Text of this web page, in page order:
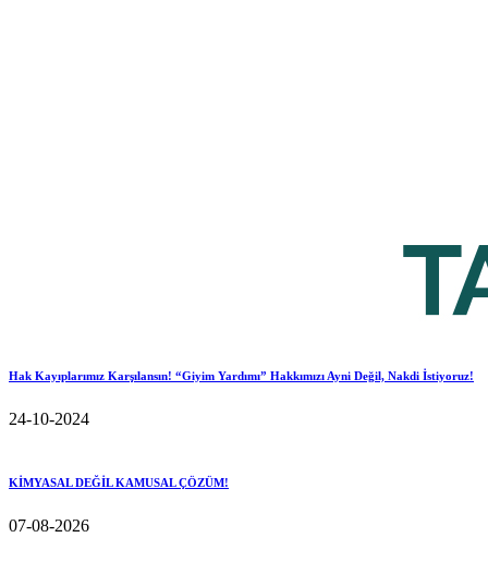
Hak Kayıplarımız Karşılansın! “Giyim Yardımı” Hakkımızı Ayni Değil, Nakdi İstiyoruz!
24-10-2024
KİMYASAL DEĞİL KAMUSAL ÇÖZÜM!
07-08-2026